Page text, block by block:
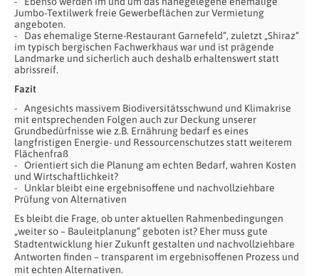
Jumbo-Textilwerk freie Gewerbeflächen zur Vermietung
angeboten.
Das ehemalige Sterne-Restaurant Garnefeld“, zuletzt „Shiraz“
im typisch bergischen Fachwerkhaus war und ist prägende
Landmarke und sicherlich auch deshalb erhaltenswert statt
abrissreif.
Fazit
Angesichts massivem Biodiversitätsschwund und Klimakrise
mit entsprechenden Folgen auch zur Deckung unserer
Grundbedürfnisse wie z.B. Ernährung bedarf es eines
langfristigen Energie- und Ressourcenschutzes statt weiterem
Flächenfraß
Orientiert sich die Planung am echten Bedarf, wahren Kosten
und Wirtschaftlichkeit?
Unklar bleibt eine ergebnisoffene und nachvollziehbare
Prüfung von Alternativen
Es bleibt die Frage, ob unter aktuellen Rahmenbedingungen
„weiter so – Bauleitplanung“ geboten ist? Eher muss gute
Stadtentwicklung hier Zukunft gestalten und nachvollziehbare
Antworten finden – transparent im ergebnisoffenen Prozess und
mit echten Alternativen.